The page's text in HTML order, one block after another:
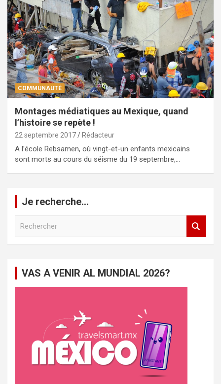
COMMUNAUTÉ
Montages médiatiques au Mexique, quand
l’histoire se repète !
22 septembre 2017 Rédacteur
A lꞌécole Rebsamen, où vingt-et-un enfants mexicains
sont morts au cours du séisme du 19 septembre,…
Je recherche…
c
VAS A VENIR AL MUNDIAL 2026?